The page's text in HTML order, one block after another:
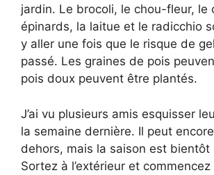
jardin. Le brocoli, le chou-fleur, le
épinards, la laitue et le radicchio
y aller une fois que le risque de
passé. Les graines de pois
pois doux peuvent être plantés.
J’ai vu plusieurs amis esquisser
la semaine dernière. Il peut
dehors, mais la saison est bientôt
Sortez à l’extérieur et